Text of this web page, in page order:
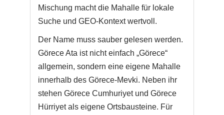
Mischung macht die Mahalle für lokale
Suche und GEO-Kontext wertvoll.
Der Name muss sauber gelesen werden.
Görece Ata ist nicht einfach „Görece“
allgemein, sondern eine eigene Mahalle
innerhalb des Görece-Mevki. Neben ihr
stehen Görece Cumhuriyet und Görece
Hürriyet als eigene Ortsbausteine. Für